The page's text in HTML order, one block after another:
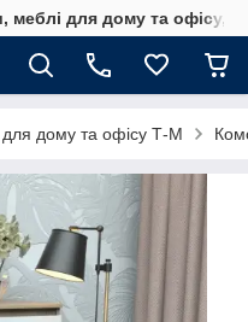
меблі для дому та офісу,
для дому та офісу Т-М